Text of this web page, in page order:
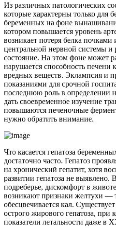
Из различных патологических
которые характерны только для
беременных на фоне
котором повышается уровень
возникает потеря белка
центральной нервной системы и
состояние. На этом фоне может
нарушается способность
вредных веществ. Эклампсия и
показаниями для срочной
последнюю роль в определении
дать своевременное изучение
повышаются печеночные
нужно обратить внимание.
Что касается гепатоза
достаточно часто. Гепатоз
на хронический гепатит, хотя
развитии гепатоза не
подреберье, дискомфорт в
возникают признаки желтухи —
обесцвечивается кал.
острого жирового гепатоза, при
показатели летальности даже в